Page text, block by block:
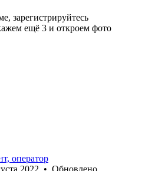
зарегистрируйтесь
ещё 3 и откроем фото
оператор
2022 • Обновлено